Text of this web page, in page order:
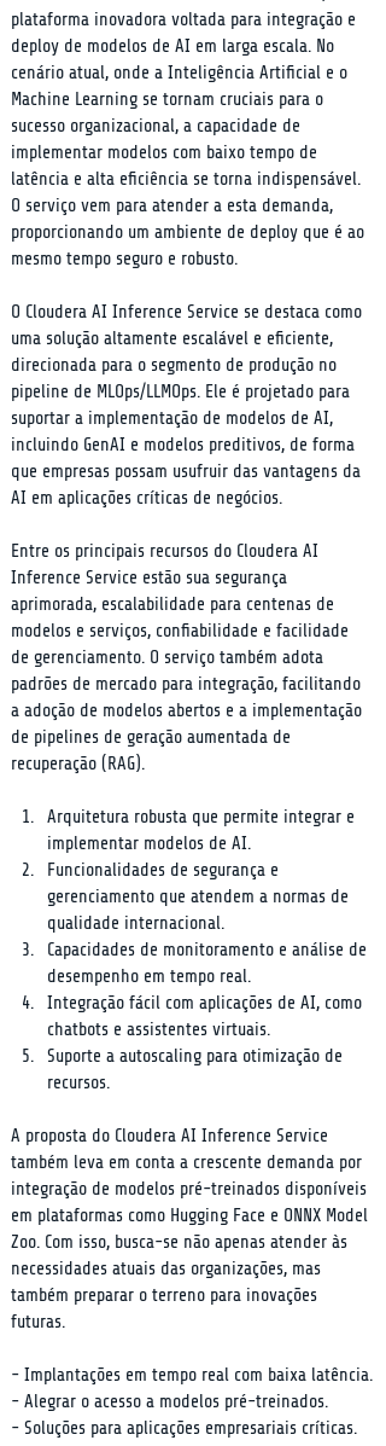
plataforma inovadora voltada para integração e
deploy de modelos de AI em larga escala. No
cenário atual, onde a Inteligência Artificial e o
Machine Learning se tornam cruciais para o
sucesso organizacional, a capacidade de
implementar modelos com baixo tempo de
latência e alta eficiência se torna indispensável.
O serviço vem para atender a esta demanda,
proporcionando um ambiente de deploy que é ao
mesmo tempo seguro e robusto.
O Cloudera AI Inference Service se destaca como
uma solução altamente escalável e eficiente,
direcionada para o segmento de produção no
pipeline de MLOps/LLMOps. Ele é projetado para
suportar a implementação de modelos de AI,
incluindo GenAI e modelos preditivos, de forma
que empresas possam usufruir das vantagens da
AI em aplicações críticas de negócios.
Entre os principais recursos do Cloudera AI
Inference Service estão sua segurança
aprimorada, escalabilidade para centenas de
modelos e serviços, confiabilidade e facilidade
de gerenciamento. O serviço também adota
padrões de mercado para integração, facilitando
a adoção de modelos abertos e a implementação
de pipelines de geração aumentada de
recuperação (RAG).
Arquitetura robusta que permite integrar e
implementar modelos de AI.
Funcionalidades de segurança e
gerenciamento que atendem a normas de
qualidade internacional.
Capacidades de monitoramento e análise de
desempenho em tempo real.
Integração fácil com aplicações de AI, como
chatbots e assistentes virtuais.
Suporte a autoscaling para otimização de
recursos.
A proposta do Cloudera AI Inference Service
também leva em conta a crescente demanda por
integração de modelos pré-treinados disponíveis
em plataformas como Hugging Face e ONNX Model
Zoo. Com isso, busca-se não apenas atender às
necessidades atuais das organizações, mas
também preparar o terreno para inovações
futuras.
- Implantações em tempo real com baixa latência.
- Alegrar o acesso a modelos pré-treinados.
- Soluções para aplicações empresariais críticas.